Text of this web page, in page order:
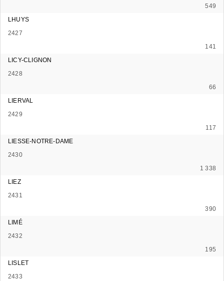
549
LHUYS
2427
141
LICY-CLIGNON
2428
66
LIERVAL
2429
117
LIESSE-NOTRE-DAME
2430
1 338
LIEZ
2431
390
LIMÉ
2432
195
LISLET
2433